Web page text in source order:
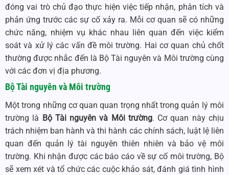
đóng vai trò chủ đạo thực hiện việc tiếp nhận, phân tích và
phản ứng trước các sự cố xảy ra. Mỗi cơ quan sẽ có những
chức năng, nhiệm vụ khác nhau liên quan đến việc kiểm
soát và xử lý các vấn đề môi trường. Hai cơ quan chủ chốt
thường được nhắc đến là Bộ Tài nguyên và Môi trường cùng
với các đơn vị địa phương.
Bộ Tài nguyên và Môi trường
Một trong những cơ quan quan trọng nhất trong quản lý môi
trường là Bộ Tài nguyên và Môi trường. Cơ quan này chịu
trách nhiệm ban hành và thi hành các chính sách, luật lệ liên
quan đến quản lý tài nguyên thiên nhiên và bảo vệ môi
trường. Khi nhận được các báo cáo về sự cố môi trường, Bộ
sẽ xem xét và tổ chức các cuộc khảo sát, đánh giá tình hình